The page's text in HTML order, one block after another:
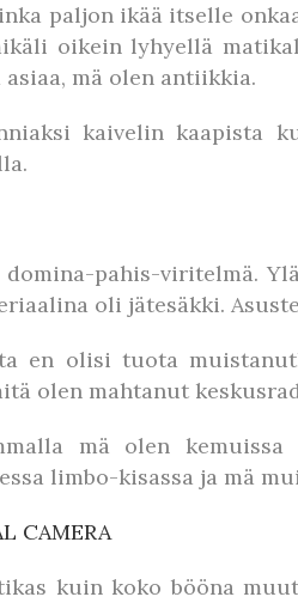
paljon ikää itselle
oikein lyhyellä
mä olen antiikkia.
kaivelin kaapista
pahis-viritelmä.
oli jätesäkki.
en olisi tuota
olen mahtanut
mä olen
limbo-kisassa ja mä
kuin koko bööna